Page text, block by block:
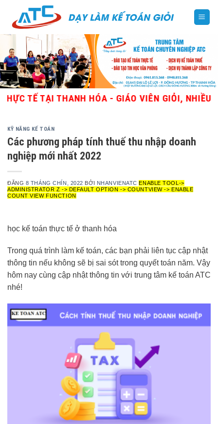
content
TẠI THANH HÓA - GIÁO VIÊN GIỎI, NHIỀU KINH
KỸ NĂNG KẾ TOÁN
Các phương pháp tính thuế thu nhập doanh
nghiệp mới nhất 2022
ĐĂNG 8 THÁNG CHÍN, 2022 BỞI NHANVIENATC ENABLE TOOL->
ADMINISTRATOR Z -> DEFAULT OPTION -> COUNTVIEW -> ENABLE
COUNT VIEW FUNCTION
học kế toán thực tế ở thanh hóa
Trong quá trình làm kế toán, các bạn phải liên tục cập nhật
thông tin nếu không sẽ bị sai sót trong quyết toán năm. Vậy
hôm nay cùng cập nhật thông tin với trung tâm kế toán ATC
nhé!